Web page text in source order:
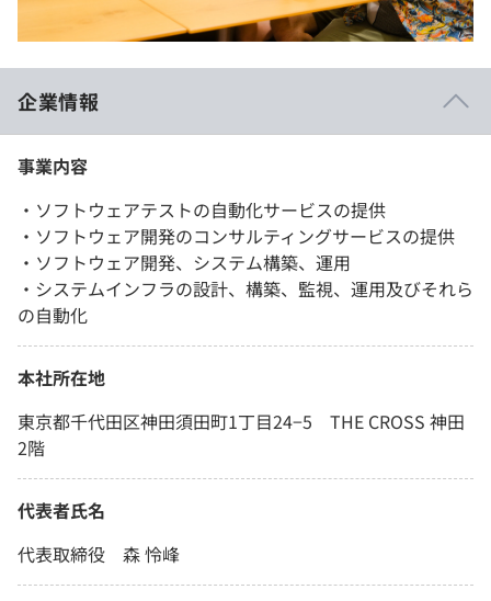
企業情報
事業内容
・ソフトウェアテストの自動化サービスの提供
・ソフトウェア開発のコンサルティングサービスの提供
・ソフトウェア開発、システム構築、運用
・システムインフラの設計、構築、監視、運用及びそれら
の自動化
本社所在地
東京都千代田区神田須田町1丁目24−5 THE CROSS 神田
2階
代表者氏名
代表取締役 森 怜峰